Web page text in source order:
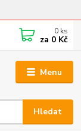
Menu
Hledat
0 ks
za 0 Kč